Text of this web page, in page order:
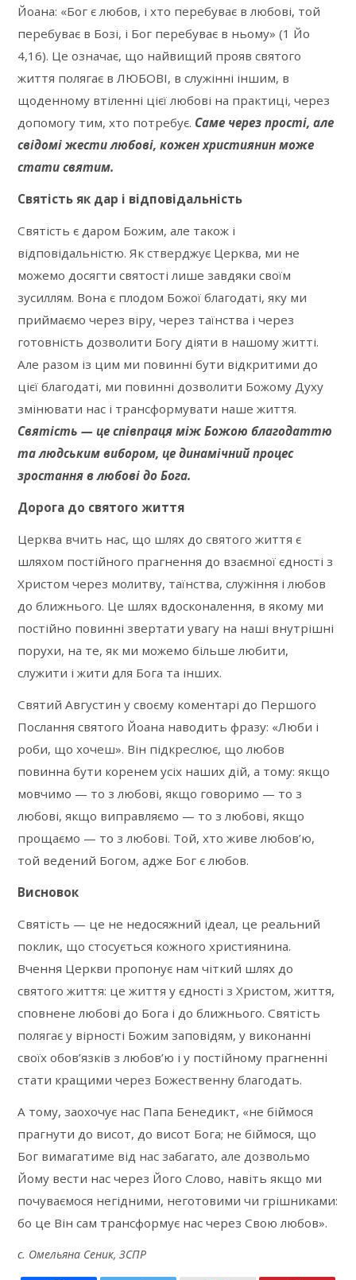
Йоана: «Бог є любов, і хто перебуває в любові, той
перебуває в Бозі, і Бог перебуває в ньому» (1 Йо
4,16). Це означає, що найвищий прояв святого
життя полягає в ЛЮБОВІ, в служінні іншим, в
щоденному втіленні цієї любові на практиці, через
допомогу тим, хто потребує. Саме через прості, але
свідомі жести любові, кожен християнин може
стати святим.
Святість як дар і відповідальність
Святість є даром Божим, але також і
відповідальністю. Як стверджує Церква, ми не
можемо досягти святості лише завдяки своїм
зусиллям. Вона є плодом Божої благодаті, яку ми
приймаємо через віру, через таїнства і через
готовність дозволити Богу діяти в нашому житті.
Але разом із цим ми повинні бути відкритими до
цієї благодаті, ми повинні дозволити Божому Духу
змінювати нас і трансформувати наше життя.
Святість — це співпраця між Божою благодаттю
та людським вибором, це динамічний процес
зростання в любові до Бога.
Дорога до святого життя
Церква вчить нас, що шлях до святого життя є
шляхом постійного прагнення до взаємної єдності з
Христом через молитву, таїнства, служіння і любов
до ближнього. Це шлях вдосконалення, в якому ми
постійно повинні звертати увагу на наші внутрішні
порухи, на те, як ми можемо більше любити,
служити і жити для Бога та інших.
Святий Августин у своєму коментарі до Першого
Послання святого Йоана наводить фразу: «Люби і
роби, що хочеш». Він підкреслює, що любов
повинна бути коренем усіх наших дій, а тому: якщо
мовчимо — то з любові, якщо говоримо — то з
любові, якщо виправляємо — то з любові, якщо
прощаємо — то з любові. Той, хто живе любов’ю,
той ведений Богом, адже Бог є любов.
Висновок
Святість — це не недосяжний ідеал, це реальний
поклик, що стосується кожного християнина.
Вчення Церкви пропонує нам чіткий шлях до
святого життя: це життя у єдності з Христом, життя,
сповнене любові до Бога і до ближнього. Святість
полягає у вірності Божим заповідям, у виконанні
своїх обов’язків з любов’ю і у постійному прагненні
стати кращими через Божественну благодать.
А тому, заохочує нас Папа Бенедикт, «не біймося
прагнути до висот, до висот Бога; не біймося, що
Бог вимагатиме від нас забагато, але дозвольмо
Йому вести нас через Його Слово, навіть якщо ми
почуваємося негідними, неготовими чи грішниками:
бо це Він сам трансформує нас через Свою любов».
с. Омельяна Сеник, ЗСПР